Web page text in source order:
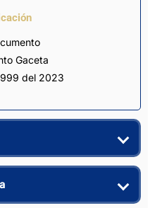
Gaceta
del 2023